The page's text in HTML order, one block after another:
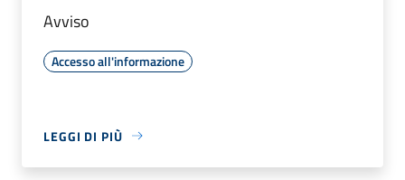
Avviso
Accesso all'informazione
LEGGI DI PIÙ